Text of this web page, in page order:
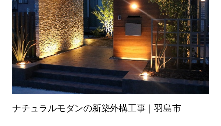
ナチュラルモダンの新築外構工事｜羽島市